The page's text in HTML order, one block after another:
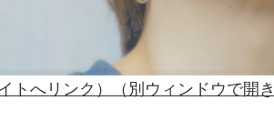
イトへリンク）（別ウィンドウで開